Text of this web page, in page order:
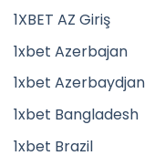
1XBET AZ Giriş
1xbet Azerbajan
1xbet Azerbaydjan
1xbet Bangladesh
1xbet Brazil